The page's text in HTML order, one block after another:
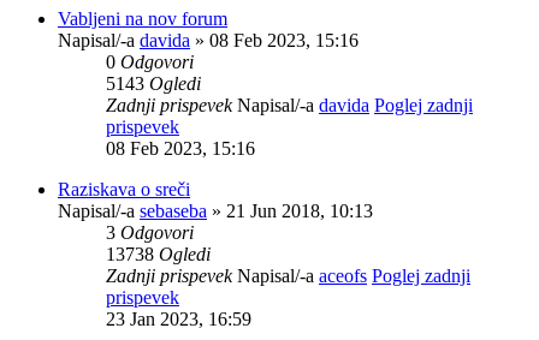
Vabljeni na nov forum
Napisal/-a davida » 08 Feb 2023, 15:16
0 Odgovori
5143 Ogledi
Zadnji prispevekNapisal/-a davida Poglej zadnji
prispevek
08 Feb 2023, 15:16
Raziskava o sreči
Napisal/-a sebaseba » 21 Jun 2018, 10:13
3 Odgovori
13738 Ogledi
Zadnji prispevekNapisal/-a aceofs Poglej zadnji
prispevek
23 Jan 2023, 16:59